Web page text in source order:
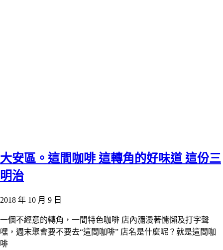
大安區。這間咖啡 這轉角的好味道 這份三
明治
2018 年 10 月 9 日
一個不經意的轉角，一間特色咖啡 店內瀰漫著慵懶及打字聲
嘿，週末聚會要不要去“這間咖啡” 店名是什麼呢？就是這間咖
啡